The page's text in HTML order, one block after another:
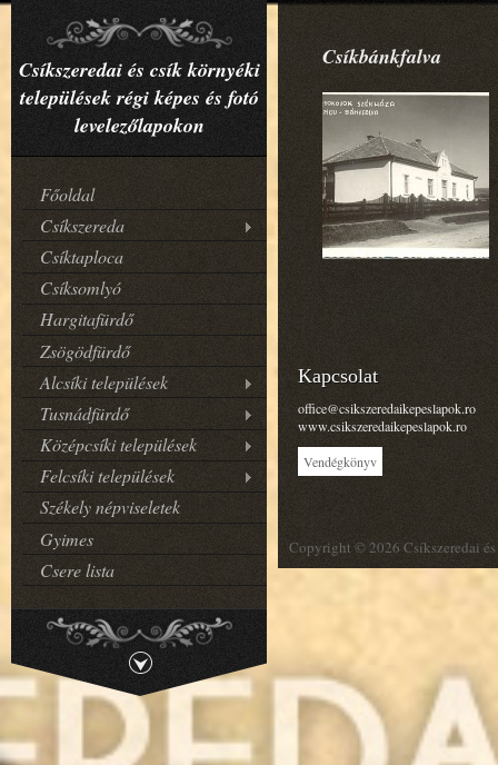
Csíkszeredai és csík környéki
települések régi képes és fotó
levelezőlapokon
Főoldal
Csíkszereda
Csíktaploca
Csíksomlyó
Hargitafürdő
Zsögödfürdő
Alcsíki települések
Tusnádfürdő
Középcsíki települések
Felcsíki települések
Székely népviseletek
Gyimes
Csere lista
Csíkbánkfalva
Kapcsolat
office@csikszeredaikepeslapok.ro
www.csikszeredaikepeslapok.ro
Vendégkönyv
Copyright © 2026 Csíkszeredai